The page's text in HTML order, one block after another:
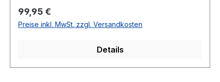
Regulärer Preis:
99,95 €
Preise inkl. MwSt. zzgl. Versandkosten
Details